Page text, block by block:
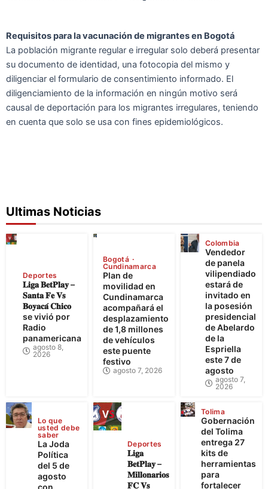
Requisitos para la vacunación de migrantes en Bogotá
La población migrante regular e irregular solo deberá presentar
su documento de identidad, una fotocopia del mismo y
diligenciar el formulario de consentimiento informado. El
diligenciamiento de la información en ningún motivo será
causal de deportación para los migrantes irregulares, teniendo
en cuenta que solo se usa con fines epidemiológicos.
Ultimas Noticias
Deportes
𝐋𝐢𝐠𝐚 𝐁𝐞𝐭𝐏𝐥𝐚𝐲 –
𝐒𝐚𝐧𝐭𝐚 𝐅𝐞 𝐕𝐬
𝐁𝐨𝐲𝐚𝐜𝐚́ 𝐂𝐡𝐢𝐜𝐨
se vivió por
Radio
panamericana
agosto 8,
2026
Bogotá
Cundinamarca
Plan de
movilidad en
Cundinamarca
acompañará el
desplazamiento
de 1,8 millones
de vehículos
este puente
festivo
agosto 7, 2026
Colombia
Vendedor
de panela
vilipendiado
estará de
invitado en
la posesión
presidencial
de Abelardo
de la
Espriella
este 7 de
agosto
agosto 7,
2026
Lo que
usted debe
saber
La Joda
Política
del 5 de
agosto
con
Deportes
𝐋𝐢𝐠𝐚
𝐁𝐞𝐭𝐏𝐥𝐚𝐲 –
𝐌𝐢𝐥𝐥𝐨𝐧𝐚𝐫𝐢𝐨𝐬
𝐅𝐂 𝐕𝐬
Tolima
Gobernación
del Tolima
entrega 27
kits de
herramientas
para
fortalecer